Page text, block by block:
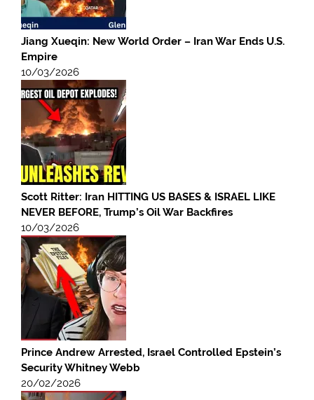
Jiang Xueqin: New World Order – Iran War Ends U.S.
Empire
10/03/2026
Scott Ritter: Iran HITTING US BASES & ISRAEL LIKE
NEVER BEFORE, Trump’s Oil War Backfires
10/03/2026
Prince Andrew Arrested, Israel Controlled Epstein’s
Security Whitney Webb
20/02/2026